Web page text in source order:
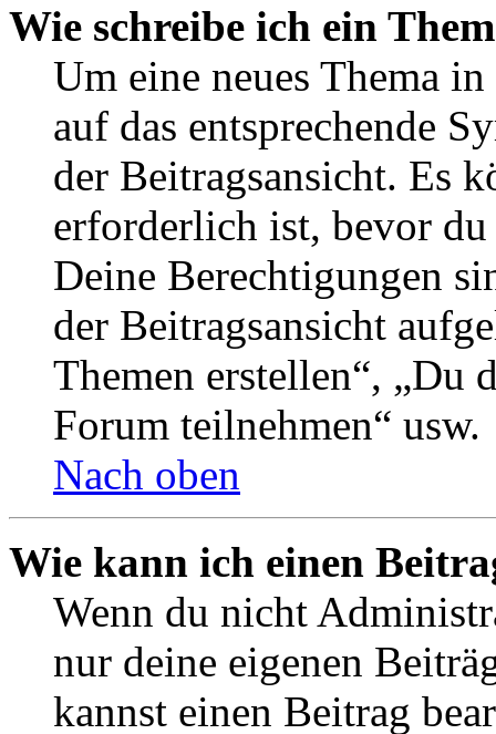
Wie schreibe ich ein
Um eine neues Thema
auf das entsprechende
der Beitragsansicht. Es
erforderlich ist, bevor
Deine Berechtigungen
der Beitragsansicht
Themen erstellen“, „Du
Forum teilnehmen“ usw.
Nach oben
Wie kann ich einen
Wenn du nicht
nur deine eigenen
kannst einen Beitrag